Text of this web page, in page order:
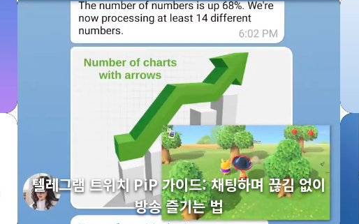
텔레그램 트위치 PiP 가이드: 채팅하며 끊김 없이
방송 즐기는 법